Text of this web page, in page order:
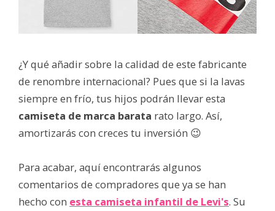
¿Y qué añadir sobre la calidad de este fabricante
de renombre internacional? Pues que si la lavas
siempre en frío, tus hijos podrán llevar esta
camiseta de marca barata rato largo. Así,
amortizarás con creces tu inversión 😉
Para acabar, aquí encontrarás algunos
comentarios de compradores que ya se han
hecho con esta camiseta infantil de Levi's. Su